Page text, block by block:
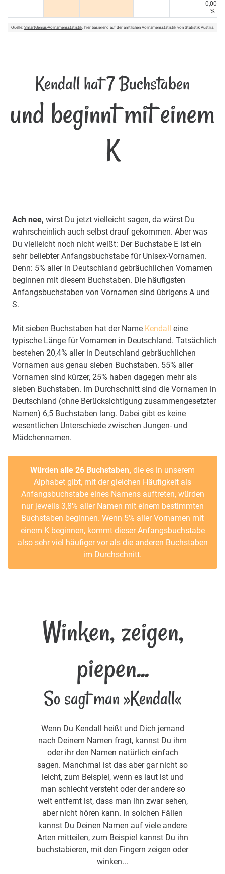
0,005
%
Quelle: SmartGenius-Vornamensstatistik, hier basierend auf der amtlichen Vornamensstatistik von Statistik Austria.
Kendall hat 7 Buchstaben
und beginnt mit einem
K
Ach nee, wirst Du jetzt vielleicht sagen, da wärst Du
wahrscheinlich auch selbst drauf gekommen. Aber was
Du vielleicht noch nicht weißt: Der Buchstabe E ist ein
sehr beliebter Anfangsbuchstabe für Unisex-Vornamen.
Denn: 5% aller in Deutschland gebräuchlichen Vornamen
beginnen mit diesem Buchstaben. Die häufigsten
Anfangsbuchstaben von Vornamen sind übrigens A und
S.
Mit sieben Buchstaben hat der Name Kendall eine
typische Länge für Vornamen in Deutschland. Tatsächlich
bestehen 20,4% aller in Deutschland gebräuchlichen
Vornamen aus genau sieben Buchstaben. 55% aller
Vornamen sind kürzer, 25% haben dagegen mehr als
sieben Buchstaben. Im Durchschnitt sind die Vornamen in
Deutschland (ohne Berücksichtigung zusammengesetzter
Namen) 6,5 Buchstaben lang. Dabei gibt es keine
wesentlichen Unterschiede zwischen Jungen- und
Mädchennamen.
Würden alle 26 Buchstaben, die es in unserem
Alphabet gibt, mit der gleichen Häufigkeit als
Anfangsbuchstabe eines Namens auftreten, würden
nur jeweils 3,8% aller Namen mit einem bestimmten
Buchstaben beginnen. Wenn 5% aller Vornamen mit
einem K beginnen, kommt dieser Anfangsbuchstabe
also sehr viel häufiger vor als die anderen Buchstaben
im Durchschnitt.
Winken, zeigen,
piepen...
So sagt man »Kendall«
Wenn Du Kendall heißt und Dich jemand
nach Deinem Namen fragt, kannst Du ihm
oder ihr den Namen natürlich einfach
sagen. Manchmal ist das aber gar nicht so
leicht, zum Beispiel, wenn es laut ist und
man schlecht versteht oder der andere so
weit entfernt ist, dass man ihn zwar sehen,
aber nicht hören kann. In solchen Fällen
kannst Du Deinen Namen auf viele andere
Arten mitteilen, zum Beispiel kannst Du ihn
buchstabieren, mit den Fingern zeigen oder
winken...